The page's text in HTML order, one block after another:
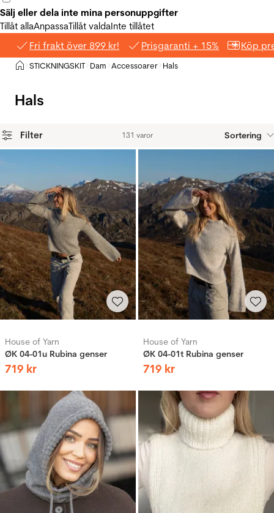
Sälj eller dela inte mina personuppgifter
Tillåt allaAnpassaTillåt valdaInte tillåtet
Fri frakt över 899 kr! Prisgaranti + 15% Köp
Hem
>STICKNINGSKIT >Dam >
Accessoarer >Hals
Hals
Filter 131 varor Sortering
House of Yarn
ØK 04-01u Rubina genser
719 kr
House of Yarn
ØK 04-01t Rubina genser
719 kr